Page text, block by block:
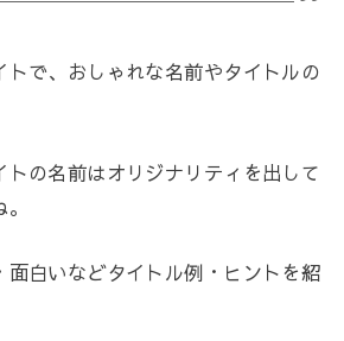
トで、おしゃれな名前やタイトルの
トの名前はオリジナリティを出して
面白いなどタイトル例・ヒントを紹